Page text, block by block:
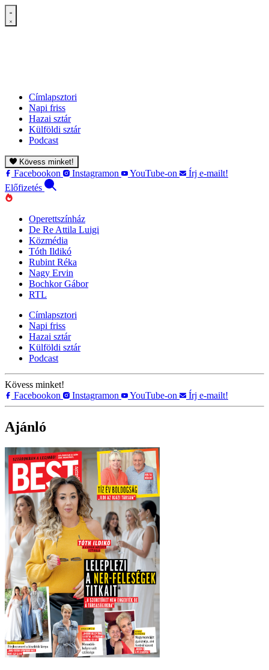
Címlapsztori
Napi friss
Hazai sztár
Külföldi sztár
Podcast
Kövess minket!
Facebookon Instagramon YouTube-on
Írj e-mailt!
Előfizetés
Operettszínház
De Re Attila Luigi
Közmédia
Tóth Ildikó
Rubint Réka
Nagy Ervin
Bochkor Gábor
RTL
Címlapsztori
Napi friss
Hazai sztár
Külföldi sztár
Podcast
Kövess minket!
Facebookon
Instagramon YouTube-on Írj e-mailt!
Ajánló